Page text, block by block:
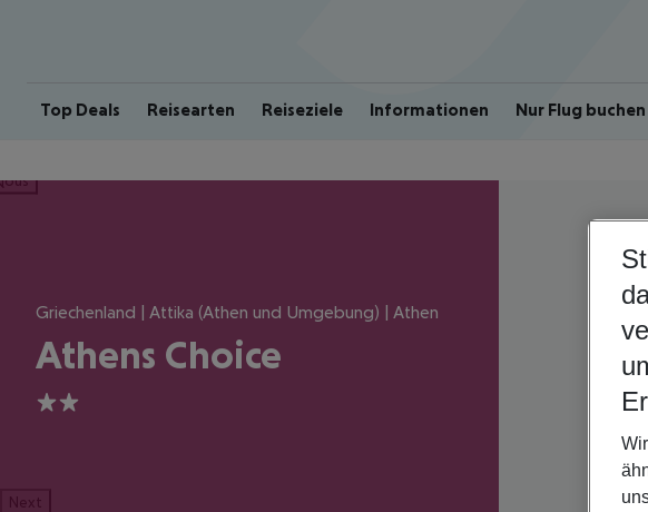
Top Deals Reisearten Reiseziele Informationen Nur Flug buchen
Griechenland | Attika (Athen und Umgebung) | Athen
Athens Choice
2
Next